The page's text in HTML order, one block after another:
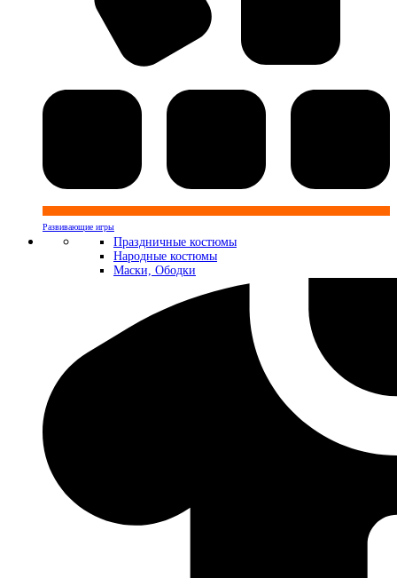
Развивающие игры
Праздничные костюмы
Народные костюмы
Маски, Ободки